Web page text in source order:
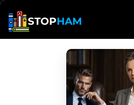
STOPHAM